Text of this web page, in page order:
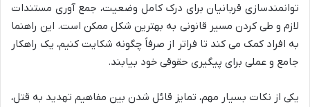
توانمندسازی قربانیان برای درک کامل وضعیت، جمع آوری مستندات
لازم و طی کردن مسیر قانونی به بهترین شکل ممکن است. این راهنما
به افراد کمک می کند تا فراتر از صرفاً چگونه شکایت کنیم، یک راهکار
جامع و عملی برای پیگیری حقوقی خود بیابند.
یکی از نکات بسیار مهم، تمایز قائل شدن بین مفاهیم تهدید به قتل،